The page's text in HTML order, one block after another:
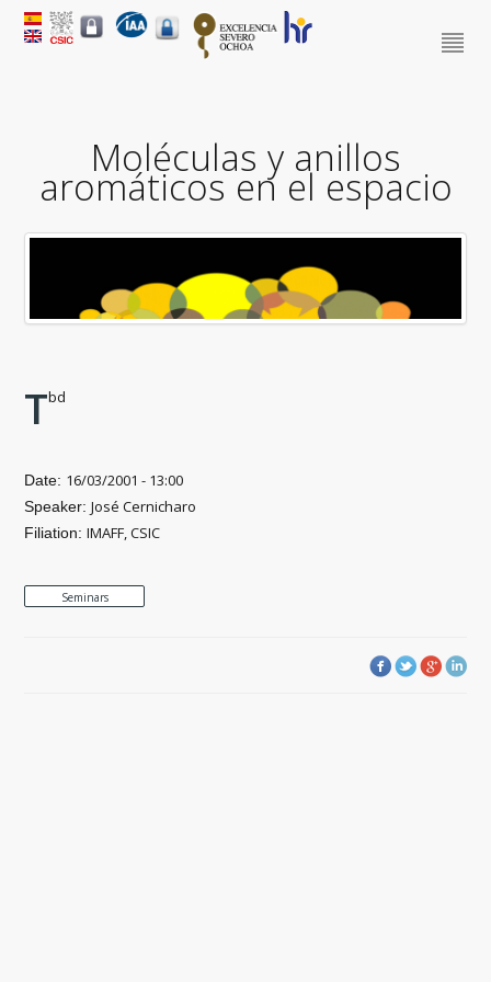
Moléculas y anillos
aromáticos en el espacio
Tbd
Date: 16/03/2001 - 13:00
Speaker:José Cernicharo
Filiation:IMAFF, CSIC
Seminars